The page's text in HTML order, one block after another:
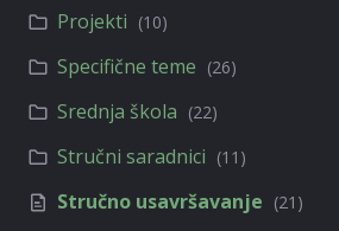
Projekti (10)
Specifične teme (26)
Srednja škola (22)
Stručni saradnici (11)
Stručno usavršavanje (21)